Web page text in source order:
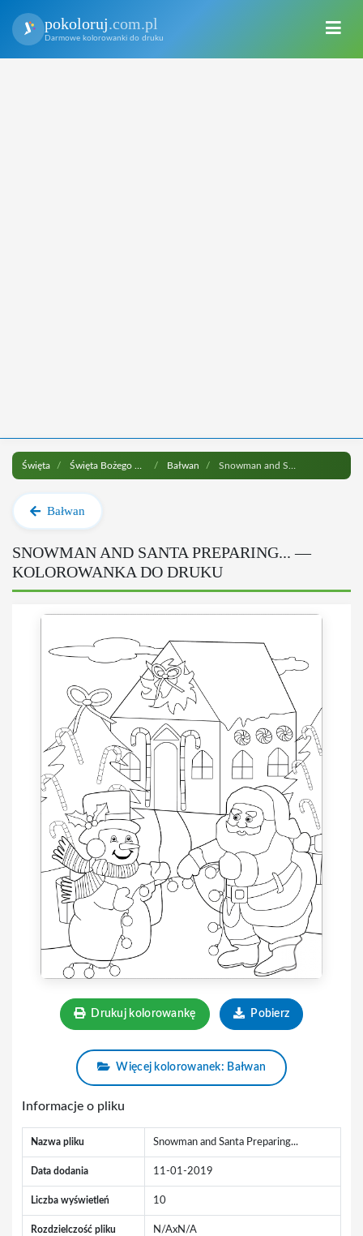
pokoloruj.com.pl
Darmowe kolorowanki do druku
Święta Święta Bożego Narodzenia Bałwan Snowman and Santa Preparing... do druku
Bałwan
SNOWMAN AND SANTA PREPARING... —
KOLOROWANKA DO DRUKU
Drukuj kolorowankę Pobierz
Więcej kolorowanek: Bałwan
Informacje o pliku
Nazwa pliku Snowman and Santa Preparing...
Data dodania 11-01-2019
Liczba wyświetleń 10
Rozdzielczość pliku N/AxN/A